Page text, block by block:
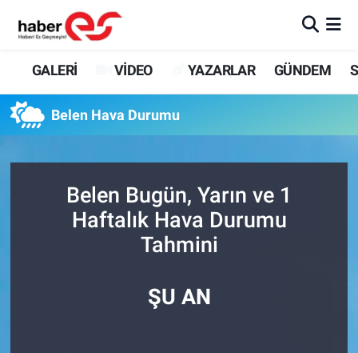
GALERİ VİDEO YAZARLAR GÜNDEM
Belen Hava Durumu
Belen Bugün, Yarın ve 1
Haftalık Hava Durumu
Tahmini
ŞU AN
GALERİ
GÜNDEM
SİYASET
Eskişehir Nöbetçi Eczaneler
Süper Lig Puan Durumu ve Fikstür
Tüm Manşetler